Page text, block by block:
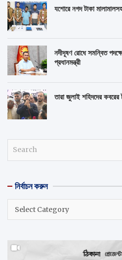
যশোরে নগদ টাকা
নদীদূষণ রোধে সমন্বিত
প্রধানমন্ত্রী
তারা জুলাই শহিদদের কবরের
c
h
নির্বাচন করুন
করুন